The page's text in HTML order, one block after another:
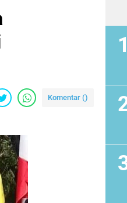
Komentar ()